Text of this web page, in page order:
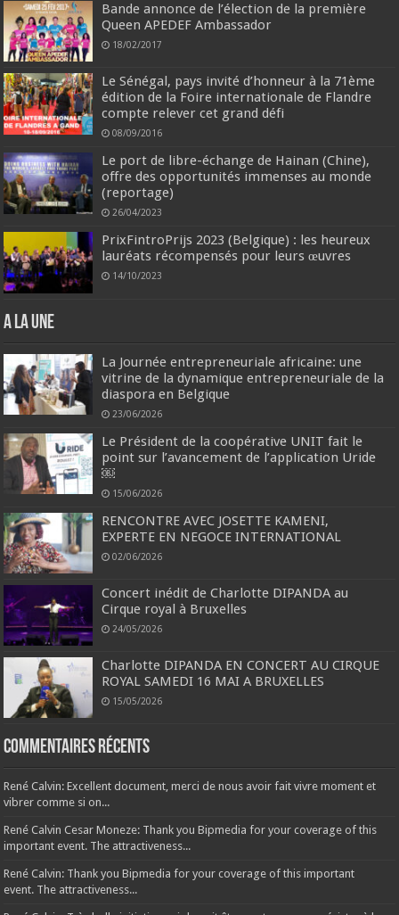
Bande annonce de l’élection de la première
Queen APEDEF Ambassador
18/02/2017
Le Sénégal, pays invité d’honneur à la 71ème
édition de la Foire internationale de Flandre
compte relever cet grand défi
08/09/2016
Le port de libre-échange de Hainan (Chine),
offre des opportunités immenses au monde
(reportage)
26/04/2023
PrixFintroPrijs 2023 (Belgique) : les heureux
lauréats récompensés pour leurs œuvres
14/10/2023
A la une
La Journée entrepreneuriale africaine: une
vitrine de la dynamique entrepreneuriale de la
diaspora en Belgique
23/06/2026
Le Président de la coopérative UNIT fait le
point sur l’avancement de l’application Uride
￼
15/06/2026
RENCONTRE AVEC JOSETTE KAMENI,
EXPERTE EN NEGOCE INTERNATIONAL
02/06/2026
Concert inédit de Charlotte DIPANDA au
Cirque royal à Bruxelles
24/05/2026
Charlotte DIPANDA EN CONCERT AU CIRQUE
ROYAL SAMEDI 16 MAI A BRUXELLES
15/05/2026
Commentaires récents
René Calvin: Excellent document, merci de nous avoir fait vivre moment et
vibrer comme si on...
René Calvin Cesar Moneze: Thank you Bipmedia for your coverage of this
important event. The attractiveness...
René Calvin: Thank you Bipmedia for your coverage of this important
event. The attractiveness...